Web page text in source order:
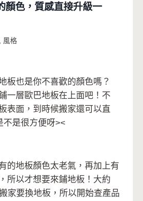
顏色，質感直接升級一
風格
板也是你不喜歡的顏色嗎？
一層歐巴地板在上面吧！不
表面，到時候搬家還可以直
不是很方便呀><
的地板顏色太老氣，再加上有
所以才想要來鋪地板！大約
家要換地板，所以開始查產品